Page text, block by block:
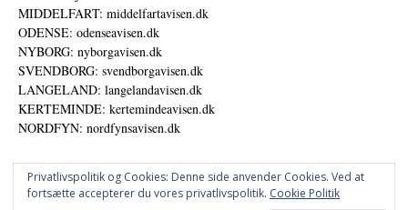
MIDDELFART: middelfartavisen.dk
ODENSE: odenseavisen.dk
NYBORG: nyborgavisen.dk
SVENDBORG: svendborgavisen.dk
LANGELAND: langelandavisen.dk
KERTEMINDE: kertemindeavisen.dk
NORDFYN: nordfynsavisen.dk
Privatlivspolitik og Cookies: Denne side anvender Cookies. Ved at
fortsætte accepterer du vores privatlivspolitik. Cookie Politik